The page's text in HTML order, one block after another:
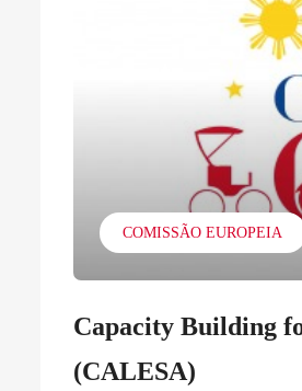
COMISSÃO EUROPEIA
Capacity Building
(CALESA)